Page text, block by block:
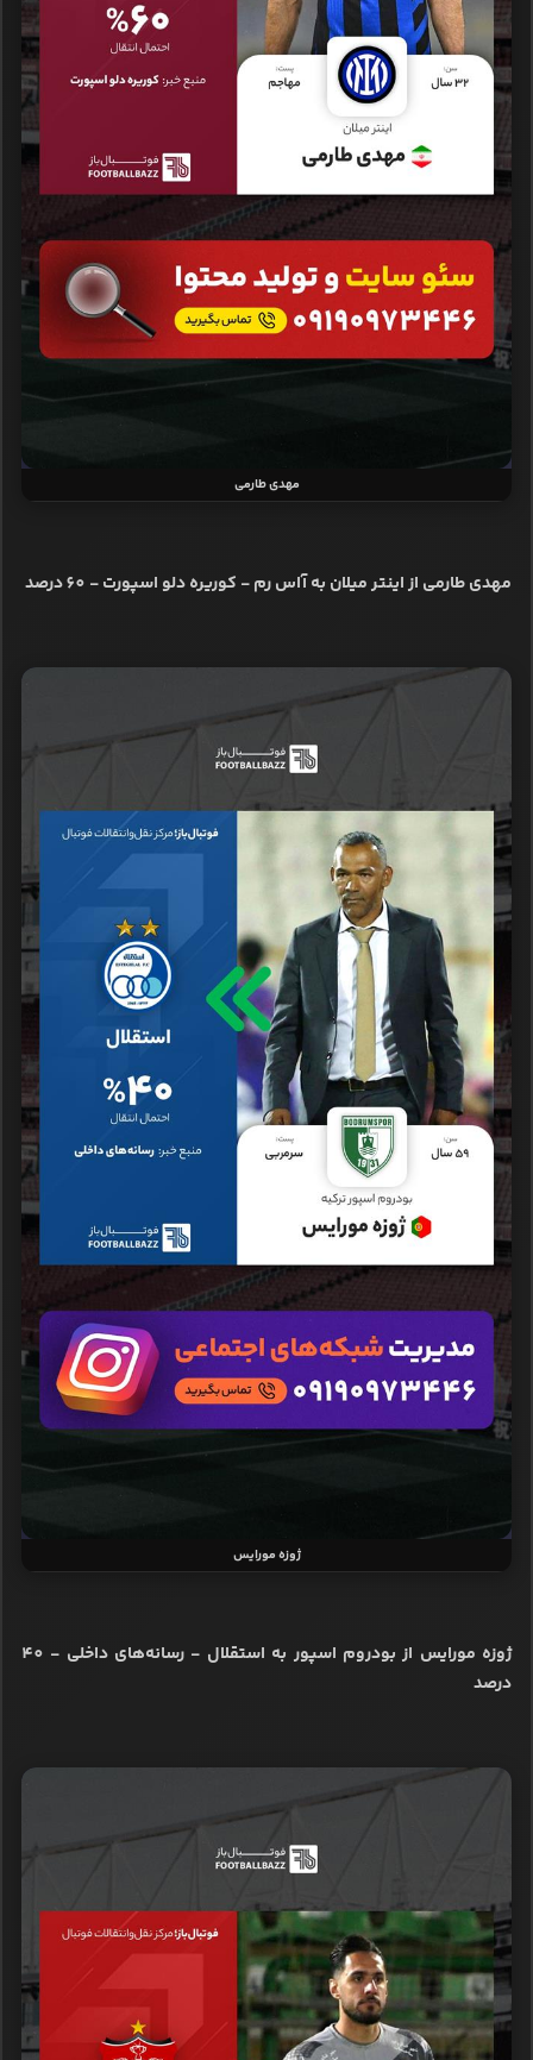
مهدی طارمی
مهدی طارمی از اینتر میلان به آاس رم - کوریره دلو اسپورت - 60 درصد
ژوزه مورایس
ژوزه مورایس از بودروم اسپور به استقلال - رسانه‌های داخلی - 40
درصد